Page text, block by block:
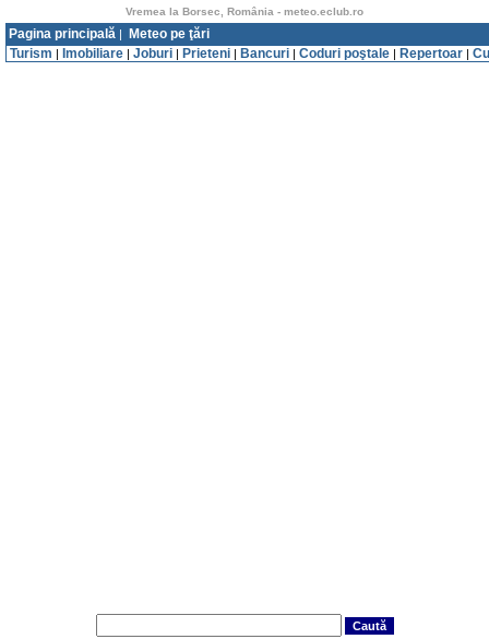
Vremea la Borsec, România - meteo.eclub.ro
Pagina principală |
Meteo pe ţări
Turism | Imobiliare | Joburi | Prieteni | Bancuri | Coduri poştale | Repertoar |